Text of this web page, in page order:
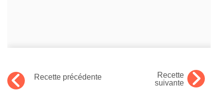
Recette précédente
Recette
suivante